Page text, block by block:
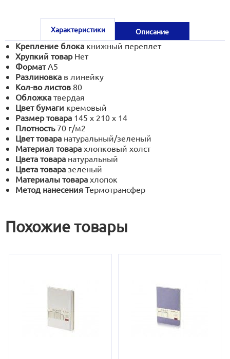
Характеристики Описание
Крепление блока книжный переплет
Хрупкий товар Нет
Формат А5
Разлиновка в линейку
Кол-во листов 80
Обложка твердая
Цвет бумаги кремовый
Размер товара 145 х 210 х 14
Плотность 70 г/м2
Цвет товара натуральный/зеленый
Материал товара хлопковый холст
Цвета товара натуральный
Цвета товара зеленый
Материалы товара хлопок
Метод нанесения Термотрансфер
Похожие товары